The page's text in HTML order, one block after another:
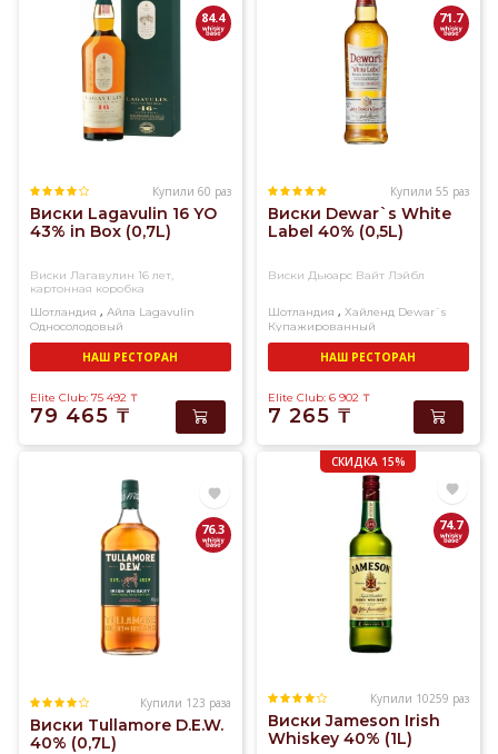
84.4
Купили 60 раз
Виски Lagavulin 16 YO
43% in Box (0,7L)
Виски Лагавулин 16 лет,
картонная коробка
Шотландия , Айла Lagavulin
Односолодовый
НАШ РЕСТОРАН
Elite Club: 75 492 ₸
79 465 ₸
71.7
Купили 55 раз
Виски Dewar`s White
Label 40% (0,5L)
Виски Дьюарс Вайт Лэйбл
Шотландия , Хайленд Dewar`s
Купажированный
НАШ РЕСТОРАН
Elite Club: 6 902 ₸
7 265 ₸
76.3
Купили 123 раза
Виски Tullamore D.E.W.
40% (0,7L)
СКИДКА 15%
74.7
Купили 10259 раз
Виски Jameson Irish
Whiskey 40% (1L)